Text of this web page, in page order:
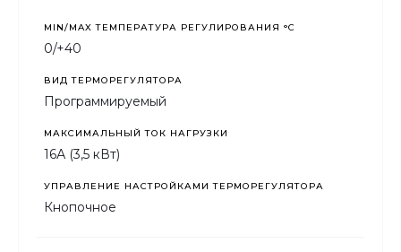
MIN/MAX ТЕМПЕРАТУРА РЕГУЛИРОВАНИЯ °С
0/+40
ВИД ТЕРМОРЕГУЛЯТОРА
Программируемый
МАКСИМАЛЬНЫЙ ТОК НАГРУЗКИ
16А (3,5 кВт)
УПРАВЛЕНИЕ НАСТРОЙКАМИ ТЕРМОРЕГУЛЯТОРА
Кнопочное